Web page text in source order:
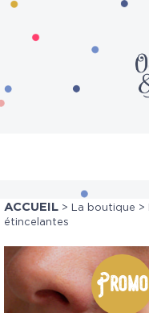
ACCUEIL > La boutique >
étincelantes
Promo